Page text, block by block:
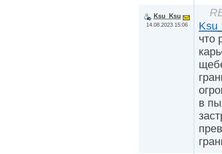
Ksu_Ksu
14.08.2023 15:06
что
в